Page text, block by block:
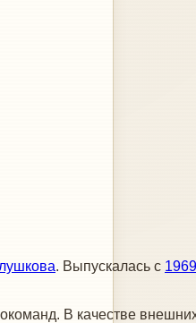
. Выпускалась с
В качестве